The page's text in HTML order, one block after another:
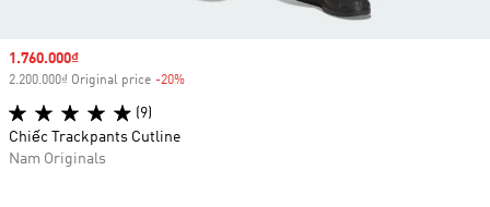
Sale price
1.760.000₫
2.200.000₫ Original price -20%
(9)
Chiếc Trackpants Cutline
Nam Originals